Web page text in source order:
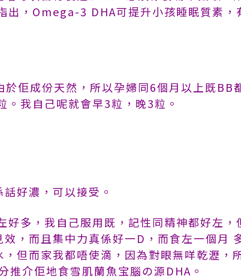
出，Omega-3 DHA可提升小孩睡眠質素，
於佢成份天然，所以孕婦同6個月以上既BB
我自己呢就會早3粒，晚3粒。
好濃，可以接受 。
好多，我自己服用既，記性同精神都好左
，而且集中力真係好一D，而食左一個月
但而家我都唔使滴，因為對眼無咩乾瀝，
推介佢地食雪肌蘭魚宝腦の源DHA。